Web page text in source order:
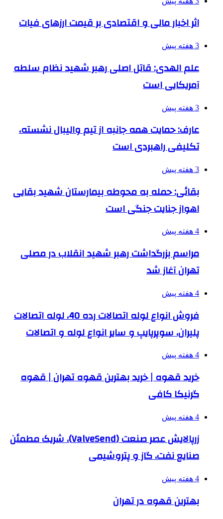
اثر اخبار مالی و اقتصادی بر قیمت ارزهای فیات
3 هفته پیش
علم الهدی: قاتل اصلی رهبر شهید نظام سلطه
آمریکایی است
3 هفته پیش
عارف: حمایت همه جانبه از تیم والیبال نشسته،
تکلیفی راهبردی است
3 هفته پیش
بقائی: حمله به محوطه بیمارستان شهید بقایی
اهواز جنایت جنگی است
4 هفته پیش
مراسم بزرگداشت رهبر شهید انقلاب در مصلی
تهران آغاز شد
4 هفته پیش
فروش انواع لوله اتصالات رده 40، لوله اتصالات
پلیران، سوپرپایپ و سایر انواع لوله و اتصالات
4 هفته پیش
خرید قهوه | خرید بهترین قهوه تهران | قهوه
گرنیکا کافی
4 هفته پیش
زرپالایش عصر صنعت (ValveSend)، شریک مطمئن
صنایع نفت، گاز و پتروشیمی
4 هفته پیش
بهترین قهوه در تهران